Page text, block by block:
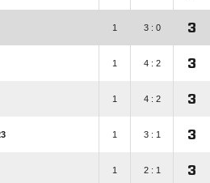
1 3 : 0 3
1 4 : 2 3
1 4 : 2 3
1 3 : 1 3
1 2 : 1 3